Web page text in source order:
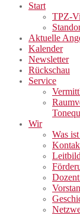
Start
TPZ-
Aktuelle
Kalender
Newsletter
Rückschau
Service
Wir
Was
Leitbild